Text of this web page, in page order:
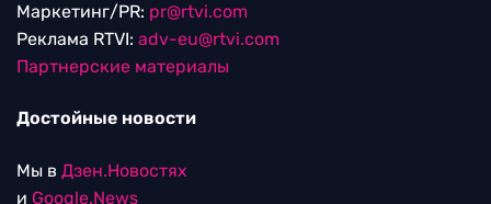
Маркетинг/PR: pr@rtvi.com
Реклама RTVI: adv-eu@rtvi.com
Партнерские материалы
Достойные новости
Мы в Дзен.Новостях
и Google.News